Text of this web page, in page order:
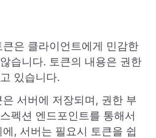
은 클라이언트에게 민감한
습니다. 토큰의 내용은 권한
있습니다.
서버에 저장되며, 권한 부
펙션 엔드포인트를 통해서
, 서버는 필요시 토큰을 쉽